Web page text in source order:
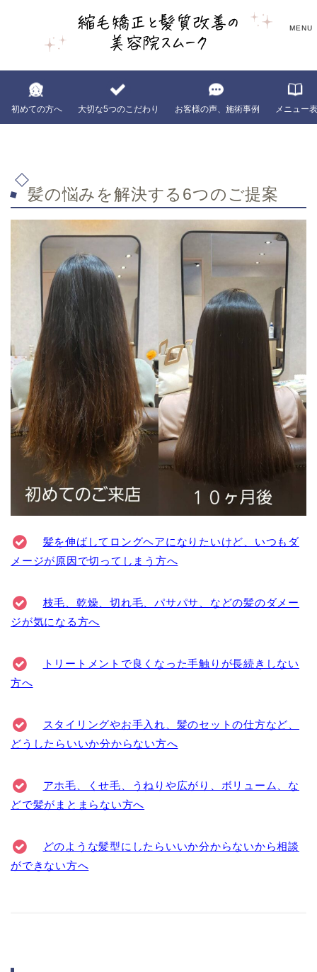
初めての方へ 大切な5つのこだわり お客様の声、施術事例 メニュー表
髪の悩みを解決する6つのご提案
髪を伸ばしてロングヘアになりたいけど、いつもダ
メージが原因で切ってしまう方へ
枝毛、乾燥、切れ毛、パサパサ、などの髪のダメー
ジが気になる方へ
トリートメントで良くなった手触りが長続きしない
方へ
スタイリングやお手入れ、髪のセットの仕方など、
どうしたらいいか分からない方へ
アホ毛、くせ毛、うねりや広がり、ボリューム、な
どで髪がまとまらない方へ
どのような髪型にしたらいいか分からないから相談
ができない方へ